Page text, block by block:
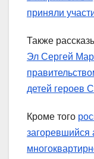
приняли
Также
Эл Сергей
детей героев
Кроме того
загоревшийся